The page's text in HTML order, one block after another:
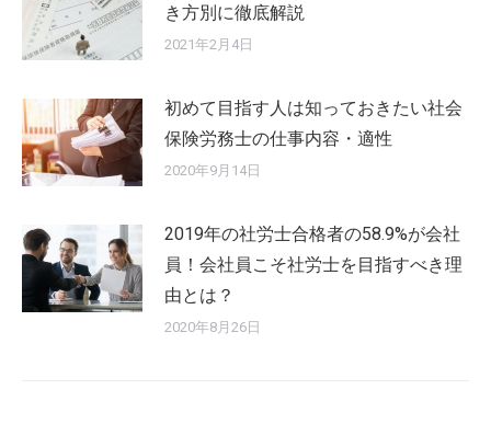
き方別に徹底解説
2021年2月4日
初めて目指す人は知っておきたい社会
保険労務士の仕事内容・適性
2020年9月14日
2019年の社労士合格者の58.9%が会社
員！会社員こそ社労士を目指すべき理
由とは？
2020年8月26日